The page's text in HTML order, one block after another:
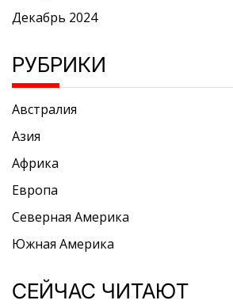
Декабрь 2024
РУБРИКИ
Австралия
Азия
Африка
Европа
Северная Америка
Южная Америка
СЕЙЧАС ЧИТАЮТ